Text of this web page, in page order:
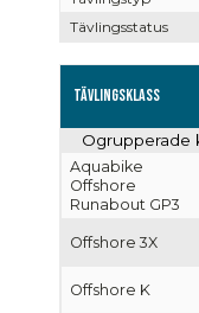
Tävlingsstatus
Tävlingsklass
Ogrupperade
Aquabike
Offshore
Runabout GP3
Offshore 3X
Offshore K